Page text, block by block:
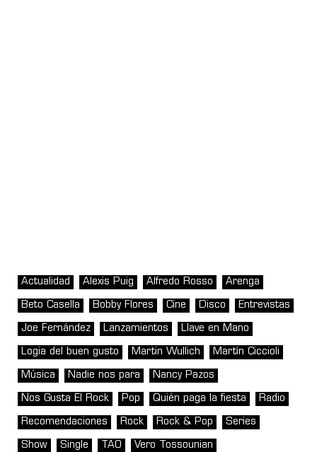
Actualidad Alexis Puig Alfredo Rosso Arenga
Beto Casella Bobby Flores Cine Disco Entrevistas
Joe Fernández Lanzamientos Llave en Mano
Logia del buen gusto Martin Wullich Martín Ciccioli
Música Nadie nos para Nancy Pazos
Nos Gusta El Rock Pop Quién paga la fiesta Radio
Recomendaciones Rock Rock & Pop Series
Show Single TAO Vero Tossounian